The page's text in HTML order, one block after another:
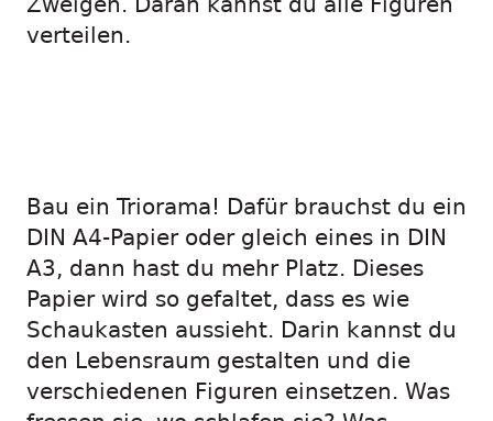
verteilen.
Bau ein Triorama! Dafür brauchst du ein
DIN A4-Papier oder gleich eines in DIN
A3, dann hast du mehr Platz. Dieses
Papier wird so gefaltet, dass es wie
Schaukasten aussieht. Darin kannst du
den Lebensraum gestalten und die
verschiedenen Figuren einsetzen. Was